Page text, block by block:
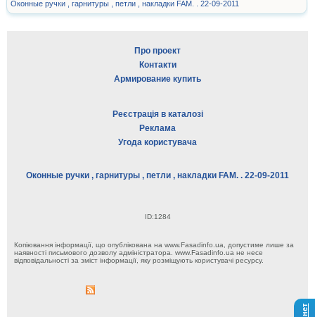
Оконные ручки , гарнитуры , петли , накладки FAM. . 22-09-2011
Про проект
Контакти
Армирование купить
Реєстрація в каталозі
Реклама
Угода користувача
Оконные ручки , гарнитуры , петли , накладки FAM. . 22-09-2011
ID:1284
Копіювання інформації, що опублікована на www.Fasadinfo.ua, допустиме лише за
наявності письмового дозволу адміністратора. www.Fasadinfo.ua не несе
відповідальності за зміст інформації, яку розміщують користувачі ресурсу.